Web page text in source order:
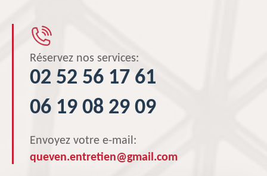
Réservez nos services:
02 52 56 17 61
06 19 08 29 09
Envoyez votre e-mail:
queven.entretien@gmail.com